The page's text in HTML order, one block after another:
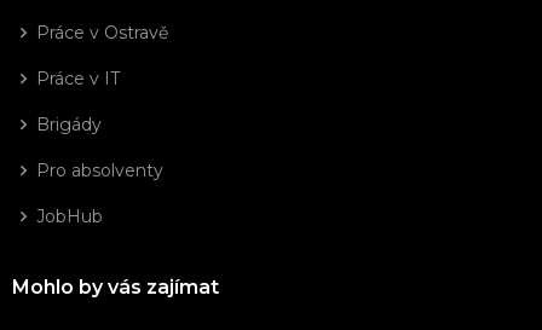
Práce v Ostravě
Práce v IT
Brigády
Pro absolventy
JobHub
Mohlo by vás zajímat